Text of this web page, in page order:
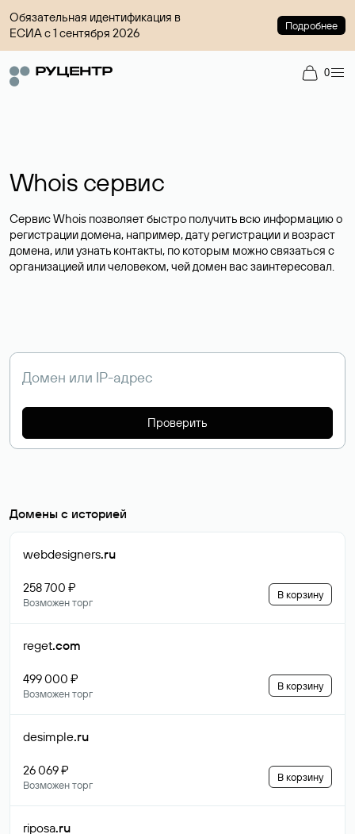
Обязательная идентификация в
ЕСИА с 1 сентября 2026
Подробнее
0
Whois сервис
Сервис Whois позволяет быстро получить всю информацию о
регистрации домена, например, дату регистрации и возраст
домена, или узнать контакты, по которым можно связаться с
организацией или человеком, чей домен вас заинтересовал.
Проверить
Домены с историей
webdesigners.ru
258 700 ₽
Возможен торг
В корзину
reget.com
499 000 ₽
Возможен торг
В корзину
desimple.ru
26 069 ₽
Возможен торг
В корзину
riposa.ru